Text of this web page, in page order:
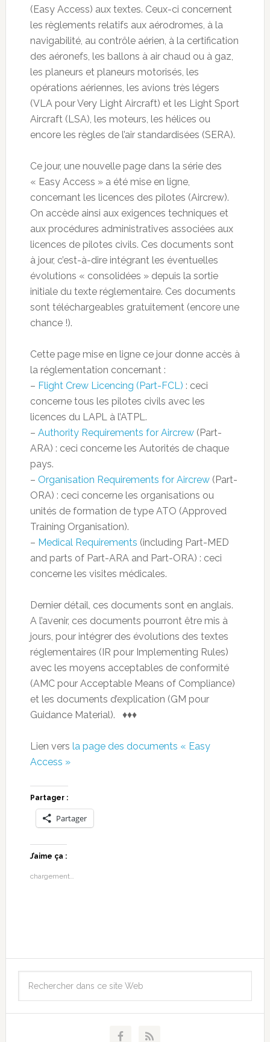
(Easy Access) aux textes. Ceux-ci concernent
les règlements relatifs aux aérodromes, à la
navigabilité, au contrôle aérien, à la certification
des aéronefs, les ballons à air chaud ou à gaz,
les planeurs et planeurs motorisés, les
opérations aériennes, les avions très légers
(VLA pour Very Light Aircraft) et les Light Sport
Aircraft (LSA), les moteurs, les hélices ou
encore les règles de l’air standardisées (SERA).
Ce jour, une nouvelle page dans la série des
« Easy Access » a été mise en ligne,
concernant les licences des pilotes (Aircrew).
On accède ainsi aux exigences techniques et
aux procédures administratives associées aux
licences de pilotes civils. Ces documents sont
à jour, c’est-à-dire intégrant les éventuelles
évolutions « consolidées » depuis la sortie
initiale du texte réglementaire. Ces documents
sont téléchargeables gratuitement (encore une
chance !).
Cette page mise en ligne ce jour donne accès à
la réglementation concernant :
– Flight Crew Licencing (Part-FCL) : ceci
concerne tous les pilotes civils avec les
licences du LAPL à l’ATPL.
– Authority Requirements for Aircrew(Part-
ARA) : ceci concerne les Autorités de chaque
pays.
– Organisation Requirements for Aircrew(Part-
ORA) : ceci concerne les organisations ou
unités de formation de type ATO (Approved
Training Organisation).
– Medical Requirements (including Part-MED
and parts of Part-ARA and Part-ORA) : ceci
concerne les visites médicales.
Dernier détail, ces documents sont en anglais.
A l’avenir, ces documents pourront être mis à
jours, pour intégrer des évolutions des textes
réglementaires (IR pour Implementing Rules)
avec les moyens acceptables de conformité
(AMC pour Acceptable Means of Compliance)
et les documents d’explication (GM pour
Guidance Material). ♦♦♦
Lien vers la page des documents « Easy
Access »
Partager :
Partager
J’aime ça :
chargement…